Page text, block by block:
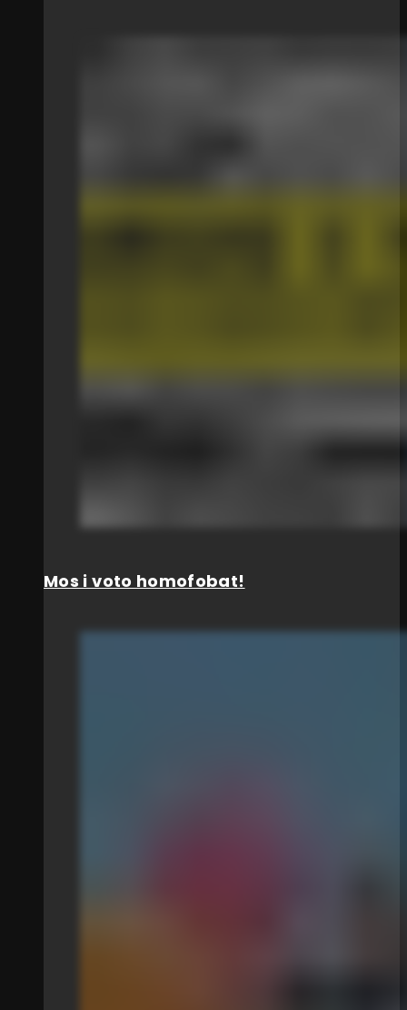
Mos i voto homofobat!